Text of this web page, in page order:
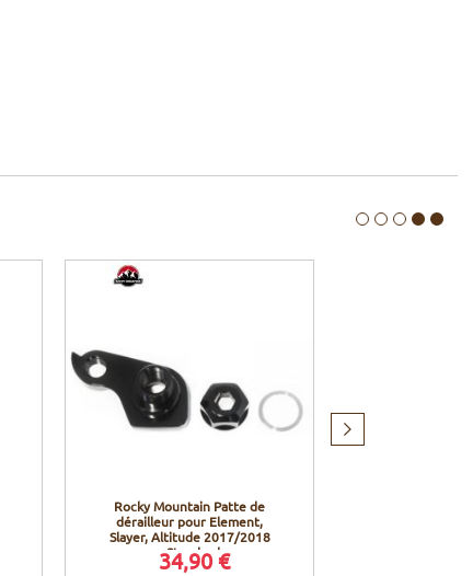
Rocky Mountain Patte de
dérailleur pour Element,
Slayer, Altitude 2017/2018
- Standard
34,90 €
suivant